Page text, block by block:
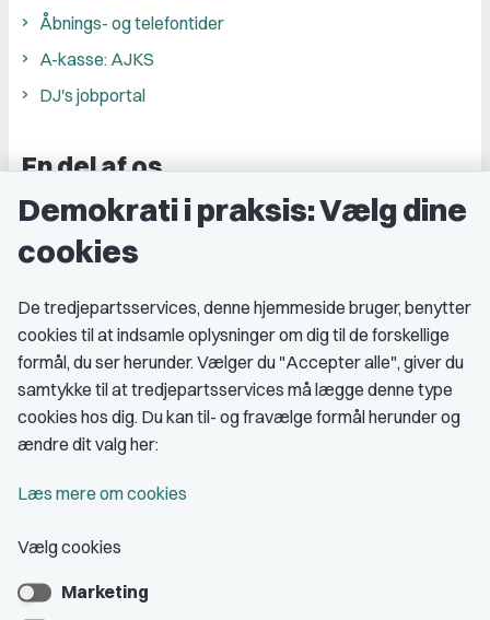
Åbnings- og telefontider
A-kasse: AJKS
DJ's jobportal
En del af os
Grupper og kredse
Studenterorganisationer
Medlemskab
Fordele som medlem
Kontingent
Bliv medlem
Demokrati i praksis: Vælg dine
cookies
De tredjepartsservices, denne hjemmeside bruger, benytter
cookies til at indsamle oplysninger om dig til de forskellige
formål, du ser herunder. Vælger du "Accepter alle", giver du
samtykke til at tredjepartsservices må lægge denne type
cookies hos dig. Du kan til- og fravælge formål herunder og
ændre dit valg her:
Læs mere om cookies
Vælg cookies
Marketing